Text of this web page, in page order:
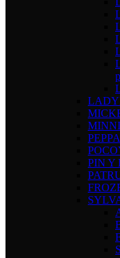
PIN Y